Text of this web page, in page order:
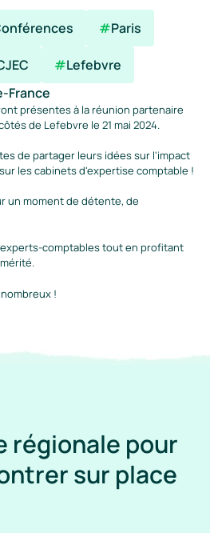
#Paris
#Lefebvre
France
présentes à la réunion partenaire
de Lefebvre le 21 mai 2024.
de partager leurs idées sur l'impact
les cabinets d'expertise comptable !
un moment de détente, de
comptables tout en profitant
!
régionale pour
sur place